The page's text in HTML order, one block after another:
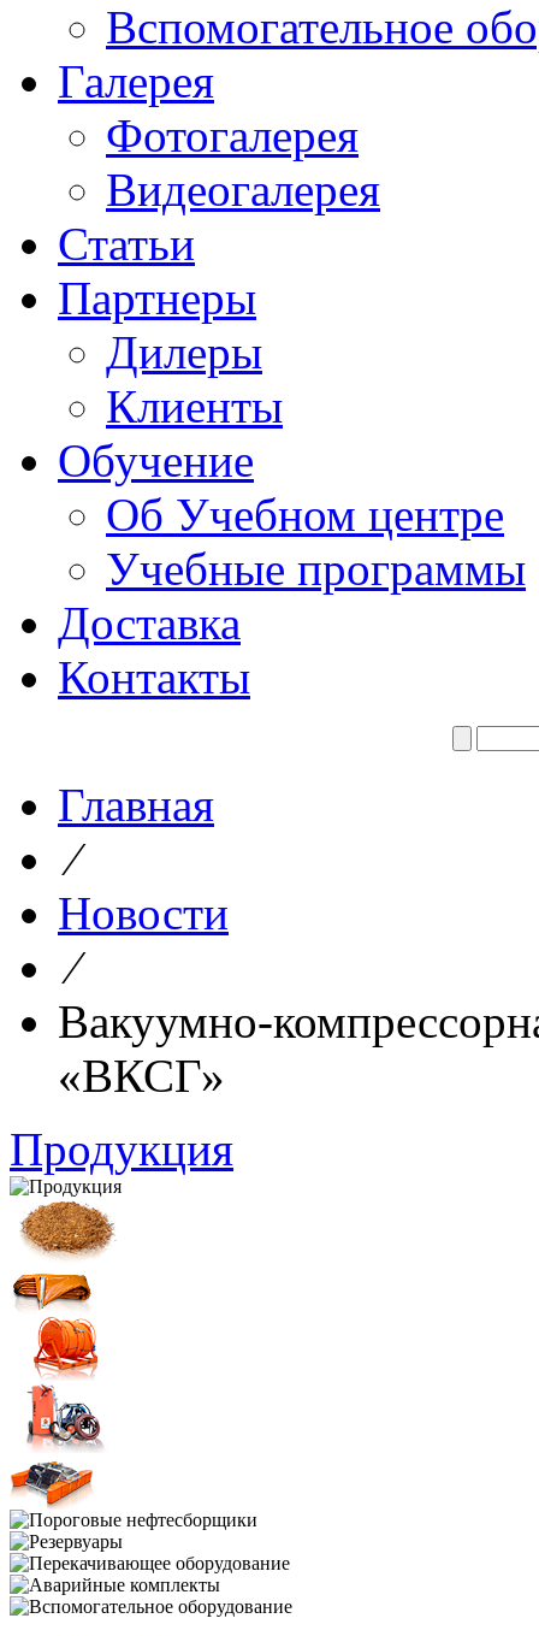
Вспомогательное
Галерея
Фотогалерея
Видеогалерея
Статьи
Партнеры
Дилеры
Клиенты
Обучение
Об Учебном центре
Учебные программы
Доставка
Контакты
Главная
⁄
Новости
⁄
Вакуумно-
«ВКСГ»
Продукция